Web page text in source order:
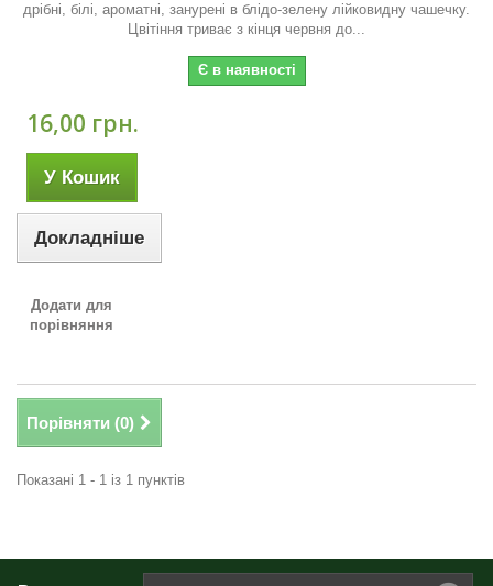
дрібні, білі, ароматні, занурені в блідо-зелену лійковидну чашечку.
Цвітіння триває з кінця червня до...
Є в наявності
16,00 грн.
У Кошик
Докладніше
Додати для
порівняння
Порівняти (0)
Показані 1 - 1 із 1 пунктів